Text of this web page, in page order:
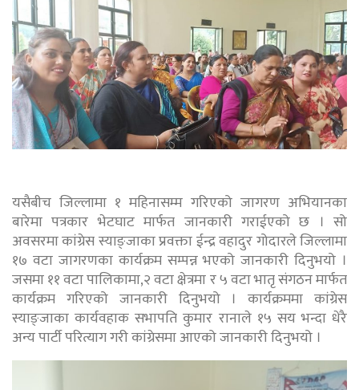
यसैबीच जिल्लामा १ महिनासम्म गरिएको जागरण अभियानका
बारेमा पत्रकार भेटघाट मार्फत जानकारी गराईएको छ । सो
अवसरमा कांग्रेस स्याङ्जाका प्रवक्ता ईन्द्र वहादुर गोदारले जिल्लामा
१७ वटा जागरणका कार्यक्रम सम्पन्न भएको जानकारी दिनुभयो ।
जसमा ११ वटा पालिकामा,२ वटा क्षेत्रमा र ५ वटा भातृ संगठन मार्फत
कार्यक्रम गरिएको जानकारी दिनुभयो । कार्यक्रममा कांग्रेस
स्याङ्जाका कार्यवहाक सभापति कुमार रानाले १५ सय भन्दा धेरै
अन्य पार्टी परित्याग गरी कांग्रेसमा आएको जानकारी दिनुभयो ।